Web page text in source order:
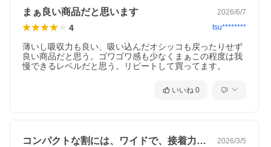
まぁ良い商品だと思います 2026/6/7
4 tsu********
薄いし吸収力も良い、吸い込んだオシッコも戻ったりせず
良い商品だと思う。ゴワゴワ感も少なくまぁこの程度は我
慢できるレベルだと思う。リピートして買ってます。
いいね 0
コンパクトな割には、ワイドで、接着力が… 2026/3/5